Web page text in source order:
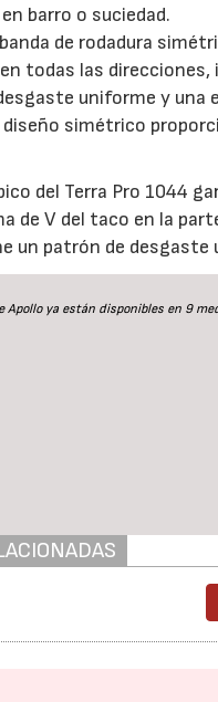
barro o suciedad.
de rodadura
todas las
uniforme y
diseño simétrico
del Terra Pro 1044
de V del taco en la
un patrón de desgaste
Apollo ya están disponibles en 9